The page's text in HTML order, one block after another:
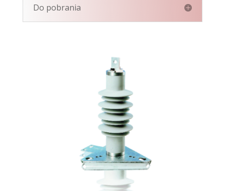
Do pobrania